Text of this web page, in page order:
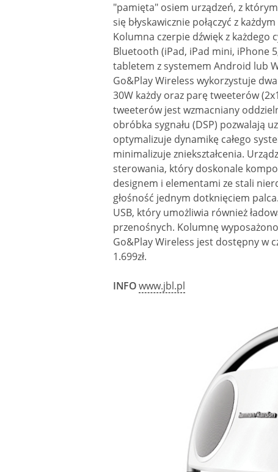
"pamięta" osiem urządzeń, z
się błyskawicznie połączyć z
Kolumna czerpie dźwięk z
Bluetooth (iPad, iPad mini, iPhone
tabletem z systemem Android lub
Go&Play Wireless wykorzystuje
30W każdy oraz parę tweeterów
tweeterów jest wzmacniany
obróbka sygnału (DSP) pozwalają
optymalizuje dynamikę całego
minimalizuje zniekształcenia.
sterowania, który doskonale
designem i elementami ze stali
głośność jednym dotknięciem
USB, który umożliwia również
przenośnych. Kolumnę
Go&Play Wireless jest dostępny w
1.699zł.
INFOwww.jbl.pl